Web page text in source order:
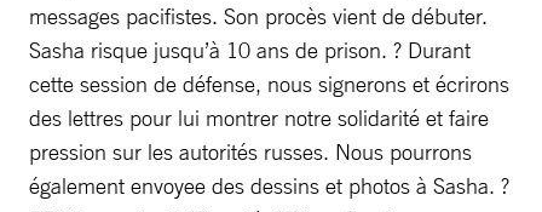
messages pacifistes. Son procès vient de débuter.
Sasha risque jusqu’à 10 ans de prison. ? Durant
cette session de défense, nous signerons et écrirons
des lettres pour lui montrer notre solidarité et faire
pression sur les autorités russes. Nous pourrons
également envoyee des dessins et photos à Sasha. ?